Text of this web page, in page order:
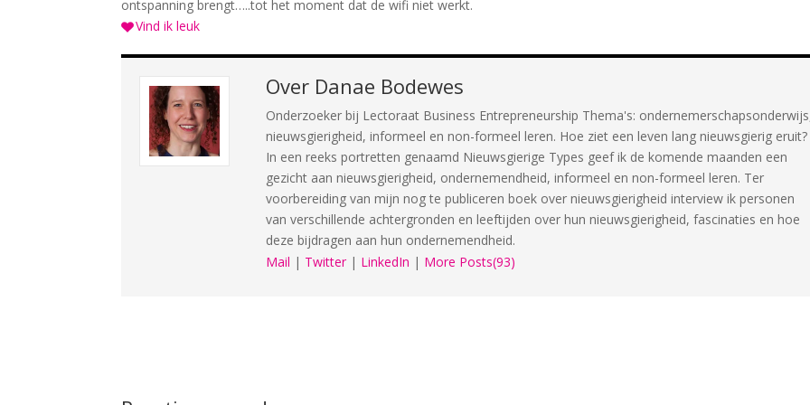
ontspanning brengt…..tot het moment dat de wifi niet werkt.
Vind ik leuk
Over Danae Bodewes
Onderzoeker bij Lectoraat Business Entrepreneurship Thema's:
nieuwsgierigheid, informeel en non-formeel leren. Hoe ziet een leven lang nieuwsgierig eruit?
In een reeks portretten genaamd Nieuwsgierige Types geef ik de komende maanden een
gezicht aan nieuwsgierigheid, ondernemendheid, informeel en non-formeel leren. Ter
voorbereiding van mijn nog te publiceren boek over nieuwsgierigheid interview ik personen
van verschillende achtergronden en leeftijden over hun nieuwsgierigheid, fascinaties en hoe
deze bijdragen aan hun ondernemendheid.
Mail | Twitter | LinkedIn | More Posts(93)